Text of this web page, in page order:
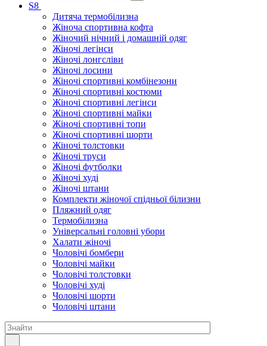
S8
Дитяча термобілизна
Жіноча спортивна кофта
Жіночий нічний і домашній одяг
Жіночі легінси
Жіночі лонгсліви
Жіночі лосини
Жіночі спортивні комбінезони
Жіночі спортивні костюми
Жіночі спортивні легінси
Жіночі спортивні майки
Жіночі спортивні топи
Жіночі спортивні шорти
Жіночі толстовки
Жіночі труси
Жіночі футболки
Жіночі худі
Жіночі штани
Комплекти жіночої спідньої білизни
Пляжний одяг
Термобілизна
Універсальні головні убори
Халати жіночі
Чоловічі бомбери
Чоловічі майки
Чоловічі толстовки
Чоловічі худі
Чоловічі шорти
Чоловічі штани